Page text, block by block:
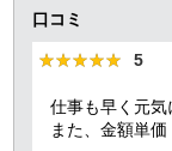
口コミ
★★★★★
★★★★★ 5
仕事も早く元
また、金額単